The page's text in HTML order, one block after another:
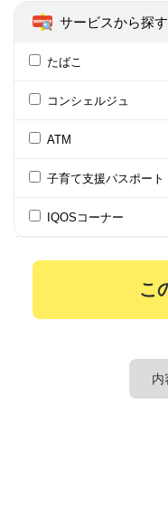
サービスから探す
たばこ
コンシェルジュ
ATM
子育て支援パスポート
IQOSコーナー